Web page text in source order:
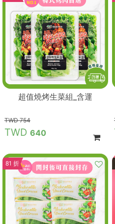
超值燒烤生菜組_含運
754
640
81 折